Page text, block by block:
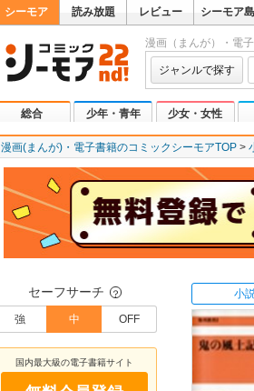
シーモア 読み放題 レビュー シーモア島
漫画（まんが）・電
ジャンルで探す
総合 少年・青年 少女・女性
漫画(まんが)・電子書籍のコミックシーモアTOP
セーフサーチ ？
強 中 OFF
国内最大級の電子書籍サイト
小